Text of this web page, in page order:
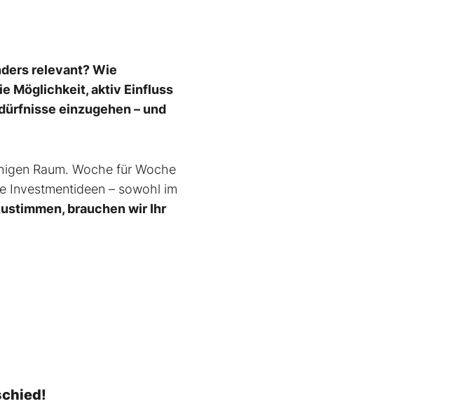
relevant? Wie
Möglichkeit, aktiv Einfluss
einzugehen – und
Raum. Woche für Woche
Investmentideen – sowohl im
brauchen wir Ihr